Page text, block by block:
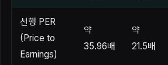
선행 PER
(Price to
Earnings)
약
35.96배
약
21.5배